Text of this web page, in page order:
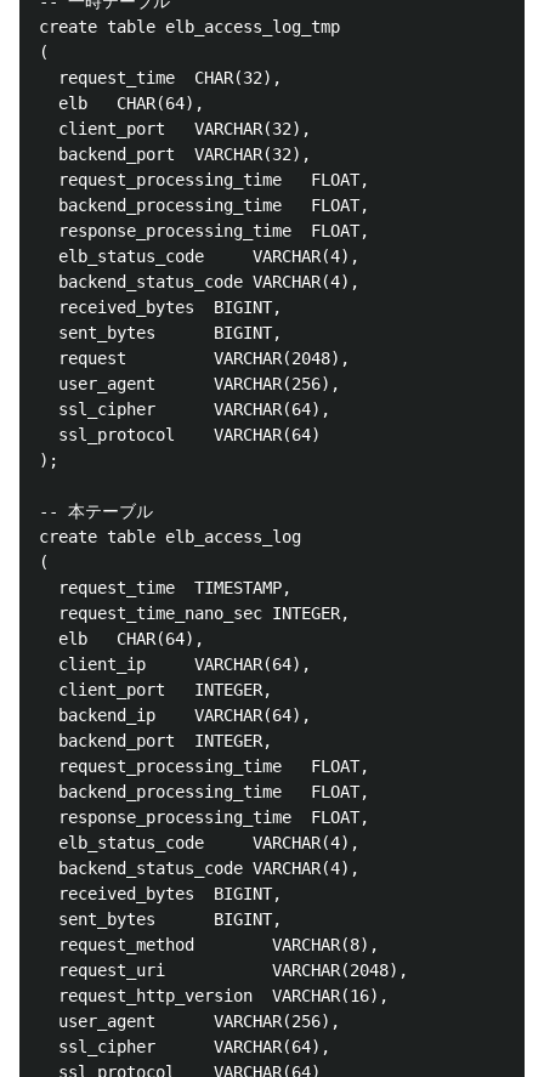
create table elb_access_log_tmp
(
  request_time  CHAR(32),
  elb   CHAR(64),
  client_port   VARCHAR(32),
  backend_port  VARCHAR(32),
  request_processing_time   FLOAT,
  backend_processing_time   FLOAT,
  response_processing_time  FLOAT,
  elb_status_code     VARCHAR(4),
  backend_status_code VARCHAR(4),
  received_bytes  BIGINT,
  sent_bytes      BIGINT,
  request         VARCHAR(2048),
  user_agent      VARCHAR(256),
  ssl_cipher      VARCHAR(64),
  ssl_protocol    VARCHAR(64)
);
-- 本テーブル
create table elb_access_log
(
  request_time  TIMESTAMP,
  request_time_nano_sec INTEGER,
  elb   CHAR(64),
  client_ip     VARCHAR(64),
  client_port   INTEGER,
  backend_ip    VARCHAR(64),
  backend_port  INTEGER,
  request_processing_time   FLOAT,
  backend_processing_time   FLOAT,
  response_processing_time  FLOAT,
  elb_status_code     VARCHAR(4),
  backend_status_code VARCHAR(4),
  received_bytes  BIGINT,
  sent_bytes      BIGINT,
  request_method        VARCHAR(8),
  request_uri           VARCHAR(2048),
  request_http_version  VARCHAR(16),
  user_agent      VARCHAR(256),
  ssl_cipher      VARCHAR(64),
  ssl_protocol    VARCHAR(64)